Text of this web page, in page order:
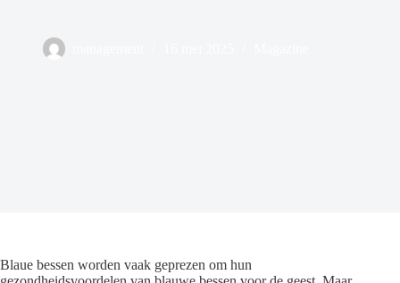
Blaue bessen worden vaak geprezen om hun